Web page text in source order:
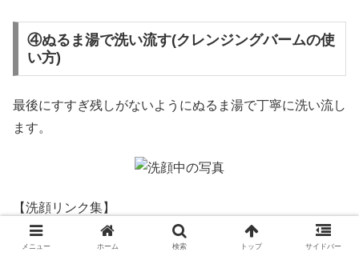
④ぬるま湯で洗い流す(クレンジングバームの使
い方)
最後にすすぎ残しがないようにぬるま湯で丁寧に洗い流し
ます。
【洗顔リンク集】
酵素洗顔とは？
ピーリング石鹸スキンピールバーの口コ
ミメニュー ホーム 検索 トップ サイドバー